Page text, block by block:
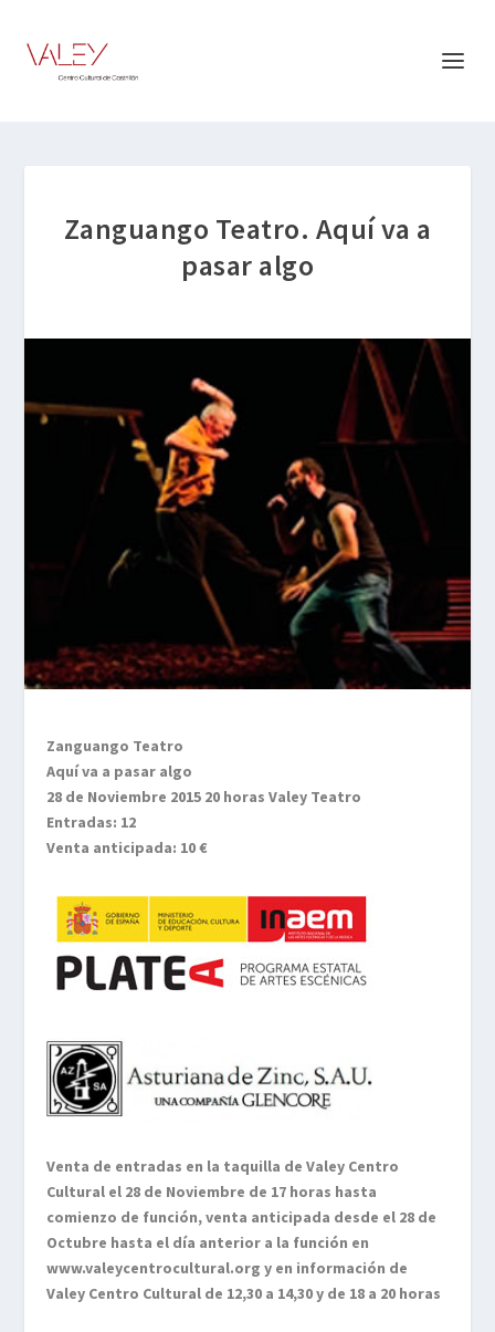
Zanguango Teatro. Aquí va a
pasar algo
Zanguango Teatro
Aquí va a pasar algo
28 de Noviembre 2015 20 horas Valey Teatro
Entradas: 12
Venta anticipada: 10 €
Venta de entradas en la taquilla de Valey Centro
Cultural el 28 de Noviembre de 17 horas hasta
comienzo de función, venta anticipada desde el 28 de
Octubre hasta el día anterior a la función en
www.valeycentrocultural.org y en información de
Valey Centro Cultural de 12,30 a 14,30 y de 18 a 20 horas